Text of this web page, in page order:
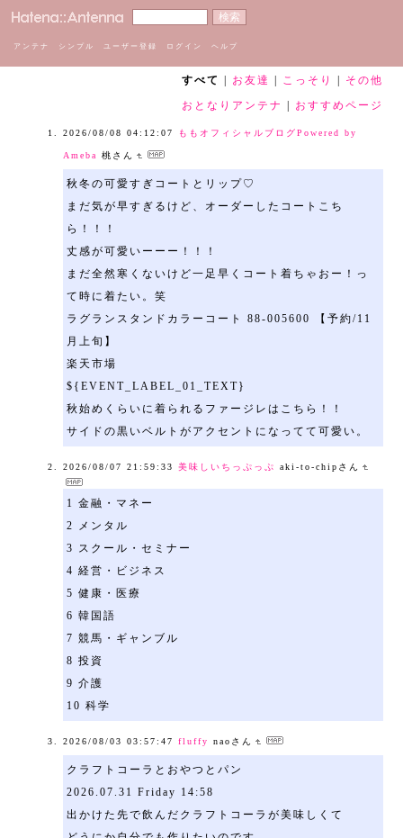
アンテナ シンプル ユーザー登録 ログイン ヘルプ
すべて お友達 こっそり
その他
おとなりアンテナ
おすすめページ
2026/08/08 04:12:07 ももオフィシャルブログPowered by
Ameba 桃さん
秋冬の可愛すぎコートとリップ♡
まだ気が早すぎるけど、オーダーしたコートこち
ら！！！
丈感が可愛いーーー！！！
まだ全然寒くないけど一足早くコート着ちゃおー！っ
て時に着たい。笑
ラグランスタンドカラーコート 88-005600 【予約/11
月上旬】
楽天市場
${EVENT_LABEL_01_TEXT}
秋始めくらいに着られるファージレはこちら！！
サイドの黒いベルトがアクセントになってて可愛い。
2026/08/07 21:59:33 美味しいちっぷっぷ aki-to-chipさん
1 金融・マネー
2 メンタル
3 スクール・セミナー
4 経営・ビジネス
5 健康・医療
6 韓国語
7 競馬・ギャンブル
8 投資
9 介護
10 科学
2026/08/03 03:57:47 fluffy naoさん
クラフトコーラとおやつとパン
2026.07.31 Friday 14:58
出かけた先で飲んだクラフトコーラが美味しくて